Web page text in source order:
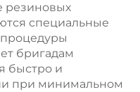
резиновых
специальные
бригадам
быстро и
при минимальном